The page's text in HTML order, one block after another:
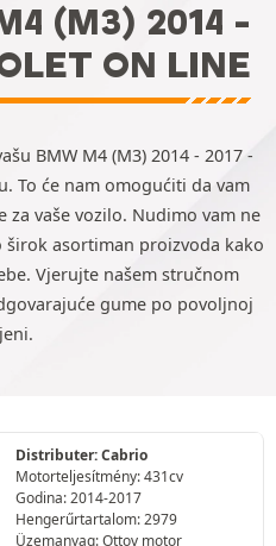
(M3) 2014 -
ON LINE
BMW M4 (M3) 2014 - 2017 -
To će nam omogućiti da vam
vaše vozilo. Nudimo vam ne
asortiman proizvoda kako
Vjerujte našem stručnom
gume po povoljnoj
Distributer: Cabrio
Motorteljesítmény: 431cv
Godina: 2014-2017
Hengerűrtartalom: 2979
Üzemanyag: Ottov motor